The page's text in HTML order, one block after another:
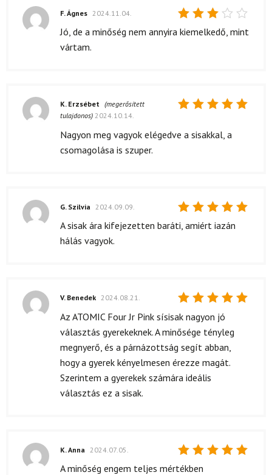
Értékelés:
F. Ágnes 2024.11.04.
Jó, de a minőség nem annyira kiemelkedő, mint
vártam.
5/ 5
K. Erzsébet (megerősített
tulajdonos) 2024.10.14.
Nagyon meg vagyok elégedve a sisakkal, a
csomagolása is szuper.
Értékelés:
5
G. Szilvia 2024.09.09.
A sisak ára kifejezetten baráti, amiért iazán
hálás vagyok.
Értékelés:
/ 5
V. Benedek 2024.08.21.
Az ATOMIC Four Jr Pink sísisak nagyon jó
választás gyerekeknek. A minősége tényleg
megnyerő, és a párnázottság segít abban,
hogy a gyerek kényelmesen érezze magát.
Szerintem a gyerekek számára ideális
választás ez a sisak.
Értékelés:
K. Anna 2024.07.05.
A minőség engem teljes mértékben